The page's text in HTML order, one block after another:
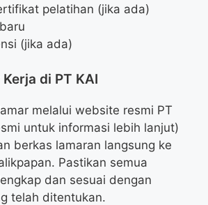
pelatihan (jika ada)
(jika ada)
di PT KAI
melalui website resmi PT
untuk informasi lebih lanjut)
berkas lamaran langsung ke
Pastikan semua
dan sesuai dengan
telah ditentukan.